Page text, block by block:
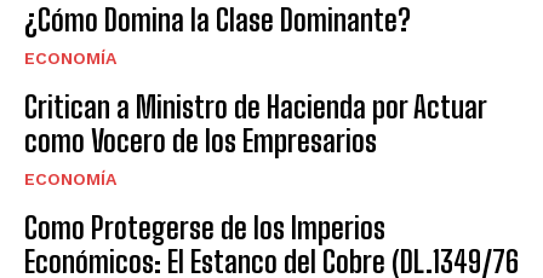
¿Cómo Domina la Clase Dominante?
ECONOMÍA
Critican a Ministro de Hacienda por Actuar
como Vocero de los Empresarios
ECONOMÍA
Como Protegerse de los Imperios
Económicos: El Estanco del Cobre (DL.1349/76